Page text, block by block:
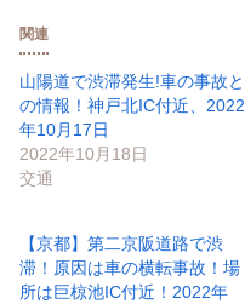
関連
山陽道で渋滞発生!車の事故と
の情報！神戸北IC付近、2022
年10月17日
2022年10月18日
交通
【京都】第二京阪道路で渋
滞！原因は車の横転事故！場
所は巨椋池IC付近！2022年